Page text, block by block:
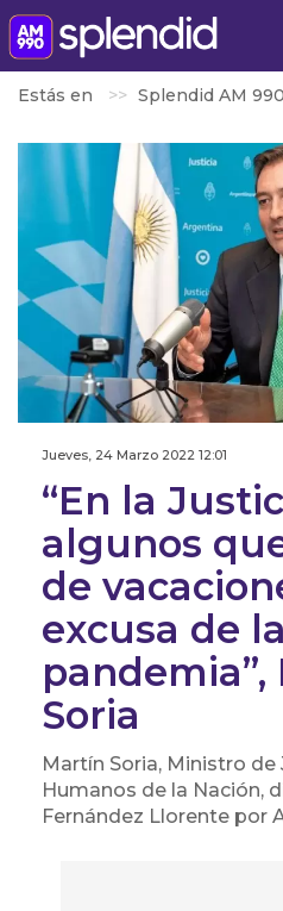
Estás en Splendid AM 990
Jueves, 24 Marzo 2022 12:01
“En la
algunos
de
excusa de la
Soria
Martín Soria, Ministro de
Humanos de la Nación,
Fernández Llorente por